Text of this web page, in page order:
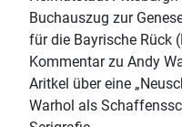
Buchauszug zur
für die Bayrische Rück
Kommentar zu Andy
Aritkel über eine
Warhol als